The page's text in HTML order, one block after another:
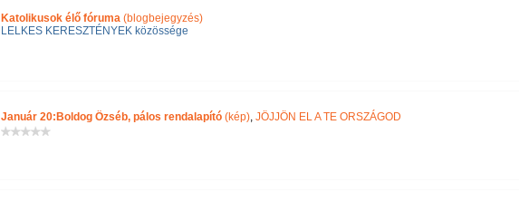
Katolikusok élő fóruma(blogbejegyzés)
LELKES KERESZTÉNYEK közössége
Január 20:Boldog Özséb, pálos rendalapító(kép), JÖJJÖN EL A TE ORSZÁGOD